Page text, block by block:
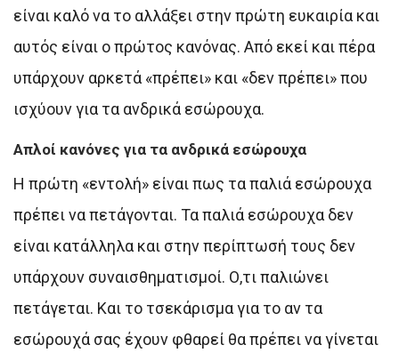
είναι καλό να το αλλάξει στην πρώτη ευκαιρία και
αυτός είναι ο πρώτος κανόνας. Από εκεί και πέρα
υπάρχουν αρκετά «πρέπει» και «δεν πρέπει» που
ισχύουν για τα ανδρικά εσώρουχα.
Απλοί κανόνες για τα ανδρικά εσώρουχα
Η πρώτη «εντολή» είναι πως τα παλιά εσώρουχα
πρέπει να πετάγονται. Τα παλιά εσώρουχα δεν
είναι κατάλληλα και στην περίπτωσή τους δεν
υπάρχουν συναισθηματισμοί. Ο,τι παλιώνει
πετάγεται. Και το τσεκάρισμα για το αν τα
εσώρουχά σας έχουν φθαρεί θα πρέπει να γίνεται